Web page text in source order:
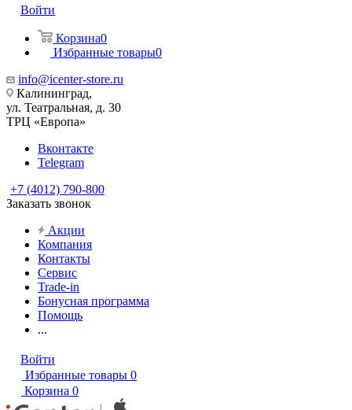
Войти
Корзина0
Избранные товары0
info@icenter-store.ru
Калининград,
ул. Театральная, д. 30
ТРЦ «Европа»
Вконтакте
Telegram
+7 (4012) 790-800
Заказать звонок
Акции
Компания
Контакты
Сервис
Trade-in
Бонусная программа
Помощь
...
Войти
Избранные товары 0
Корзина 0